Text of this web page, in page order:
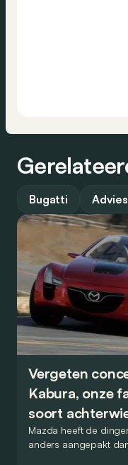
Bugatti Advies
Vergeten
Kabura, onze
soort
Mazda heeft de
anders aangepakt